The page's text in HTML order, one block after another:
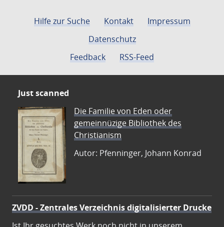
Hilfe zur Suche Kontakt
Impressum
Datenschutz
Feedback
RSS-Feed
Just scanned
Die Familie von Eden oder
gemeinnüzige Bibliothek des
Christianism
Autor: Pfenninger, Johann Konrad
ZVDD - Zentrales Verzeichnis digitalisierter Drucke